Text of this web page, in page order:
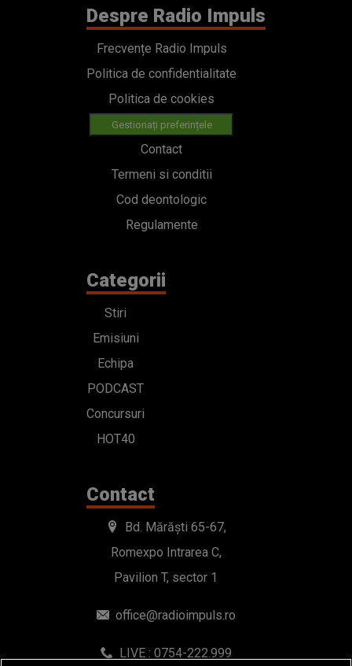
Despre Radio Impuls
Frecvențe Radio Impuls
Politica de confidentialitate
Politica de cookies
Gestionați preferințele
Contact
Termeni si conditii
Cod deontologic
Regulamente
Categorii
Stiri
Emisiuni
Echipa
PODCAST
Concursuri
HOT40
Contact
Bd. Mărăști 65-67,
Romexpo Intrarea C,
Pavilion T, sector 1
office@radioimpuls.ro
LIVE : 0754-222.999